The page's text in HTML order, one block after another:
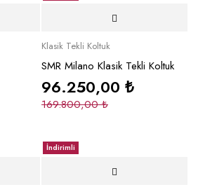
Klasik Tekli Koltuk
SMR Milano Klasik Tekli Koltuk
169.800,00₺
96.250,00 ₺
İndirimli